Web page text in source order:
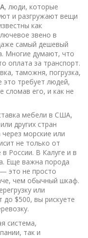
, люди, которые
и разгружают вещи
как
звено в
самый дешевый
Многие думают, что
оплата за транспорт.
таможня, погрузка,
это требует людей,
сломав его, и как не
мебели в США,
других стран
морские или
не только от
России. В Калуге и в
Еще важна порода
это не просто
чем обычный шкаф.
или
$500, вы рискуете
система,
так и